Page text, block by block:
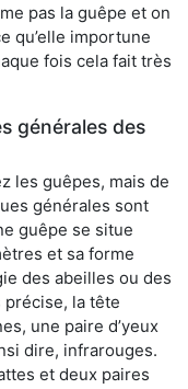
pas la guêpe et on
qu’elle importune
fois cela fait très
générales des
les guêpes, mais de
générales sont
guêpe se situe
et sa forme
des abeilles ou des
la tête
une paire d’yeux
dire, infrarouges.
et deux paires